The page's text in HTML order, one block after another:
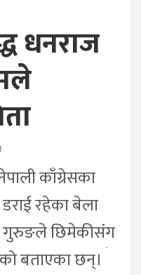
धनराज
काँग्रेसका
रहेका बेला
गुरुङले छिमेकीसंग
बताएका छन्।